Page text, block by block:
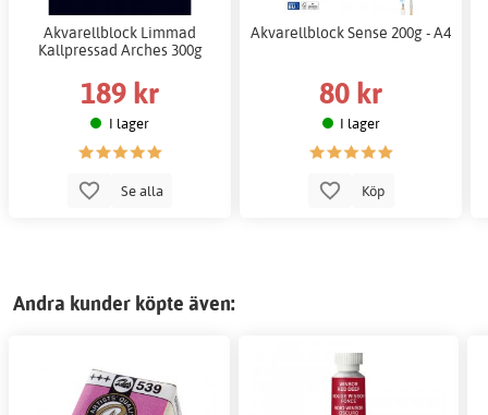
Akvarellblock Limmad
Kallpressad Arches 300g
189 kr
I lager
Se alla
Akvarellblock Sense 200g - A4
80 kr
I lager
Köp
Andra kunder köpte även: